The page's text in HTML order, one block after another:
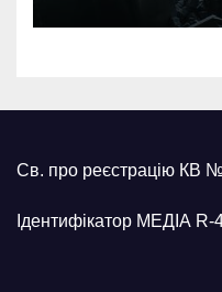
Св. про реєстрацію КВ
Ідентифікатор МЕДІА R-